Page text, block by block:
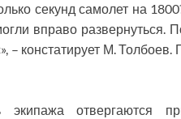
секунд самолет на
вправо развернуться.
– констатирует М.
экипажа отвергаются